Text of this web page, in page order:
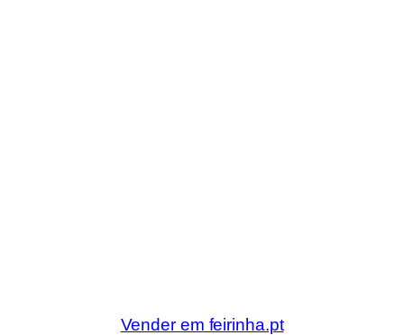
Vender em feirinha.pt